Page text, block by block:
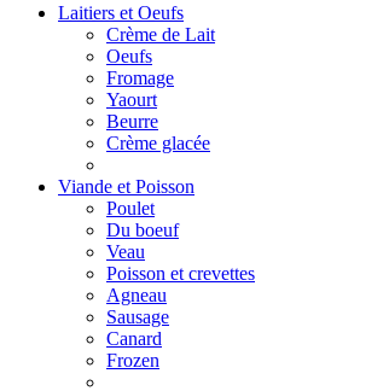
Laitiers et Oeufs
Crème de Lait
Oeufs
Fromage
Yaourt
Beurre
Crème glacée
Viande et Poisson
Poulet
Du boeuf
Veau
Poisson et crevettes
Agneau
Sausage
Canard
Frozen